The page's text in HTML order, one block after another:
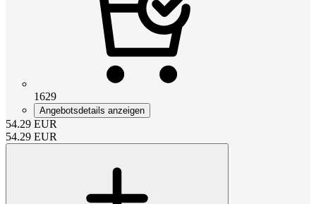
1629
Angebotsdetails anzeigen
54.29 EUR
54.29 EUR